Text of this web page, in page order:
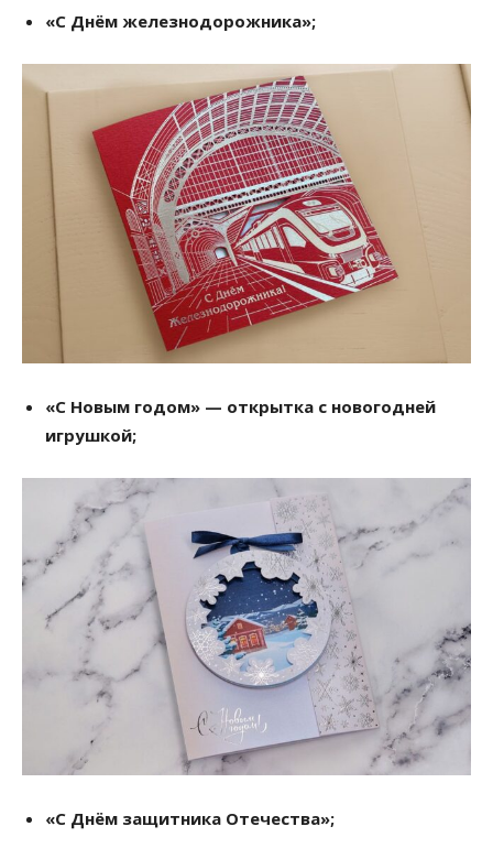
«С Днём железнодорожника»;
«С Новым годом» — открытка с новогодней
игрушкой;
«С Днём защитника Отечества»;